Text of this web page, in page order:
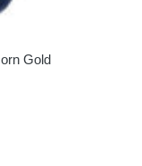
Gold